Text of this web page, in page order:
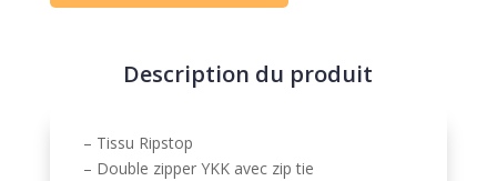
n
:
Description du produit
– Tissu Ripstop
– Double zipper YKK avec zip tie